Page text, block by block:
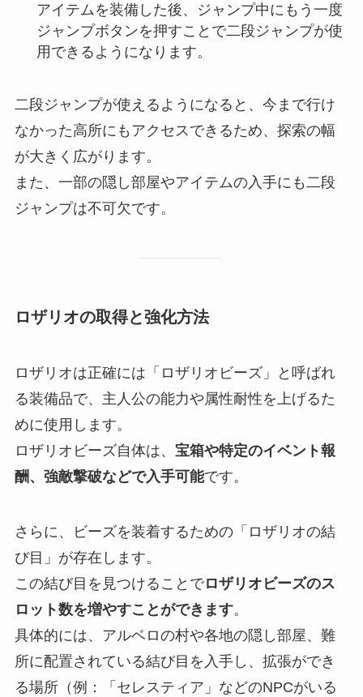
アイテムを装備した後、ジャンプ中にもう一度
ジャンプボタンを押すことで二段ジャンプが使
用できるようになります。
二段ジャンプが使えるようになると、今まで行け
なかった高所にもアクセスできるため、探索の幅
が大きく広がります。
また、一部の隠し部屋やアイテムの入手にも二段
ジャンプは不可欠です。
ロザリオの取得と強化方法
ロザリオは正確には「ロザリオビーズ」と呼ばれ
る装備品で、主人公の能力や属性耐性を上げるた
めに使用します。
ロザリオビーズ自体は、 宝箱や特定のイベント報
酬、強敵撃破などで入手可能です。
さらに、ビーズを装着するための「ロザリオの結
び目」が存在します。
この結び目を見つけることでロザリオビーズのス
ロット数を増やすことができます。
具体的には、アルベロの村や各地の隠し部屋、難
所に配置されている結び目を入手し、拡張ができ
る場所（例：「セレスティア」などのNPCがいる